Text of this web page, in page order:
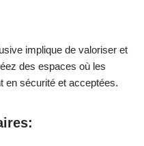
implique de valoriser et
des espaces où les
en sécurité et acceptées.